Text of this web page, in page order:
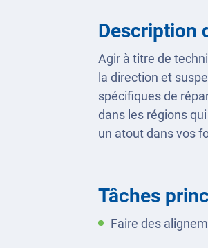
Description
Agir à titre de
la direction et
spécifiques de
dans les régions
un atout dans vos
Tâches
Faire des